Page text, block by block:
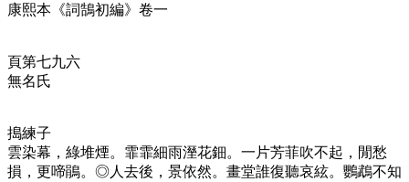
康熙本《詞鵠初編》卷一
頁第七九六
無名氏
搗練子
雲染幕，綠堆煙。霏霏細雨溼花鈿。一片芳菲吹不起，閒愁
損，更啼鵑。◎人去後，景依然。畫堂誰復聽哀絃。鸚鵡不知